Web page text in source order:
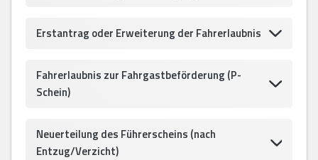
Erstantrag oder Erweiterung der Fahrerlaubnis
Fahrerlaubnis zur Fahrgastbeförderung (P-
Schein)
Neuerteilung des Führerscheins (nach
Entzug/Verzicht)